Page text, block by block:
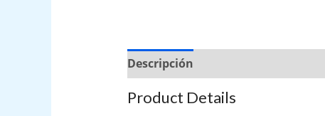
Descripción
Product Details